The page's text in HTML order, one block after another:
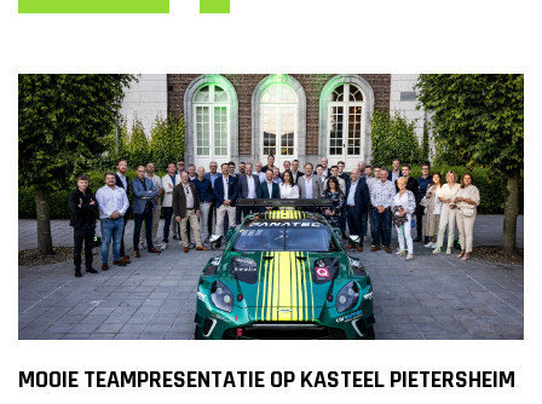
MOOIE TEAMPRESENTATIE OP KASTEEL PIETERSHEIM